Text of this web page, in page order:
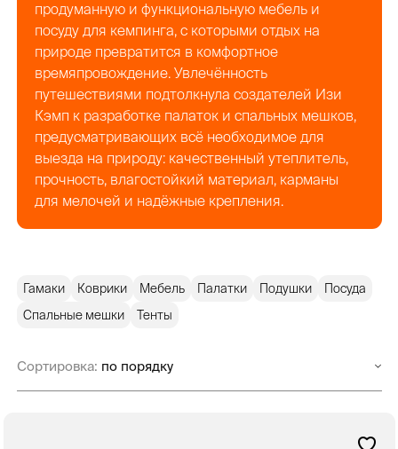
продуманную и функциональную мебель и
посуду для кемпинга, с которыми отдых на
природе превратится в комфортное
времяпровождение. Увлечённость
путешествиями подтолкнула создателей Изи
Кэмп к разработке палаток и спальных мешков,
предусматривающих всё необходимое для
выезда на природу: качественный утеплитель,
прочность, влагостойкий материал, карманы
для мелочей и надёжные крепления.
Гамаки Коврики Мебель Палатки Подушки
Посуда
Спальные мешки
Тенты
Сортировка: